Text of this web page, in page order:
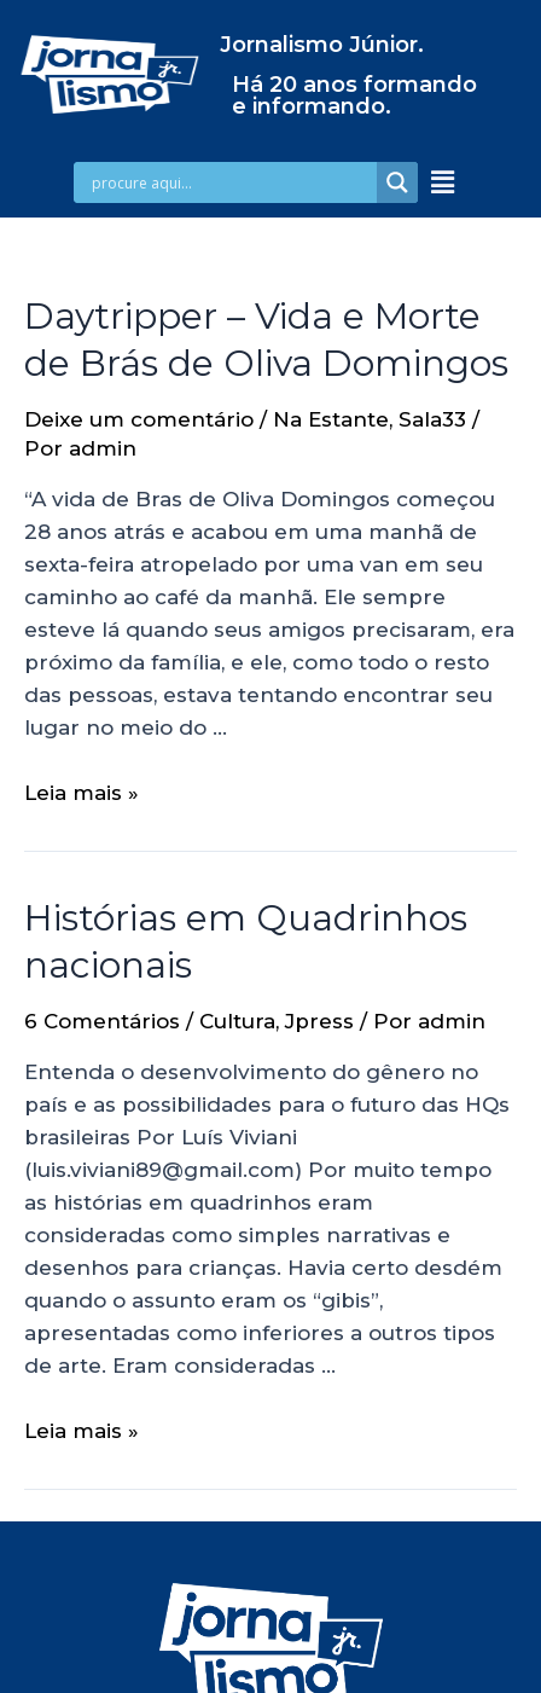
Jornalismo Júnior.
Há 20 anos formando
e informando.
Daytripper – Vida e Morte
de Brás de Oliva Domingos
Deixe um comentário / Na Estante, Sala33 /
Por admin
“A vida de Bras de Oliva Domingos começou
28 anos atrás e acabou em uma manhã de
sexta-feira atropelado por uma van em seu
caminho ao café da manhã. Ele sempre
esteve lá quando seus amigos precisaram, era
próximo da família, e ele, como todo o resto
das pessoas, estava tentando encontrar seu
lugar no meio do …
Leia mais »
Histórias em Quadrinhos
nacionais
6 Comentários / Cultura,Jpress / Por admin
Entenda o desenvolvimento do gênero no
país e as possibilidades para o futuro das HQs
brasileiras Por Luís Viviani
(luis.viviani89@gmail.com) Por muito tempo
as histórias em quadrinhos eram
consideradas como simples narrativas e
desenhos para crianças. Havia certo desdém
quando o assunto eram os “gibis”,
apresentadas como inferiores a outros tipos
de arte. Eram consideradas …
Leia mais »